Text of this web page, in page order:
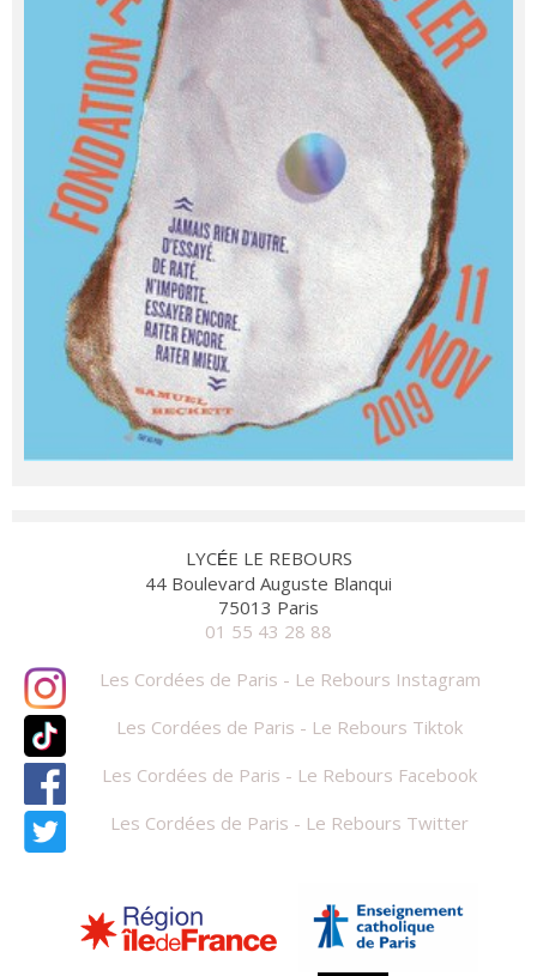
LYCÉE LE REBOURS
44 Boulevard Auguste Blanqui
75013 Paris
01 55 43 28 88
Les Cordées de Paris - Le Rebours Instagram
Les Cordées de Paris - Le Rebours Tiktok
Les Cordées de Paris - Le Rebours Facebook
Les Cordées de Paris - Le Rebours Twitter